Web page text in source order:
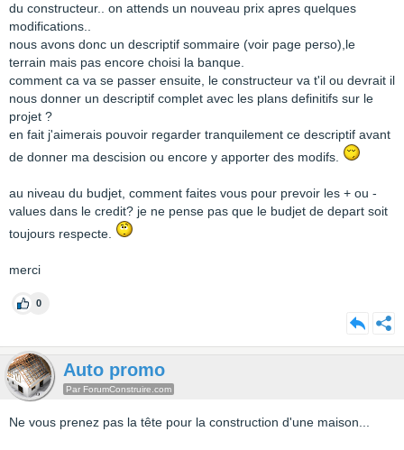
du constructeur.. on attends un nouveau prix apres quelques
modifications..
nous avons donc un descriptif sommaire (voir page perso),le
terrain mais pas encore choisi la banque.
comment ca va se passer ensuite, le constructeur va t'il ou devrait il
nous donner un descriptif complet avec les plans definitifs sur le
projet ?
en fait j'aimerais pouvoir regarder tranquilement ce descriptif avant
de donner ma descision ou encore y apporter des modifs.
au niveau du budjet, comment faites vous pour prevoir les + ou -
values dans le credit? je ne pense pas que le budjet de depart soit
toujours respecte.
merci
0
Auto promo
Par ForumConstruire.com
Ne vous prenez pas la tête pour la construction d'une maison...